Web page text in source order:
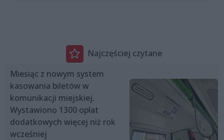
Najczęściej czytane
Miesiąc z nowym system
kasowania biletów w
komunikacji miejskiej.
Wystawiono 1300 opłat
dodatkowych więcej niż rok
wcześniej